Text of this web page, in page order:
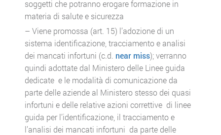
soggetti che potranno erogare formazione in
materia di salute e sicurezza
– Viene promossa (art. 15) l’adozione di un
sistema identificazione, tracciamento e analisi
dei mancati infortuni (c.d. near miss); verranno
quindi adottate dal Ministero delle Linee guida
dedicate e le modalità di comunicazione da
parte delle aziende al Ministero stesso dei quasi
infortuni e delle relative azioni correttive di linee
guida per l’identificazione, il tracciamento e
l’analisi dei mancati infortuni da parte delle